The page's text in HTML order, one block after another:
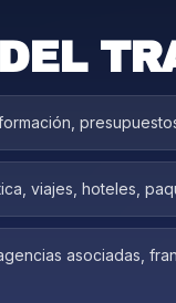
viajes, hoteles,
asociadas,